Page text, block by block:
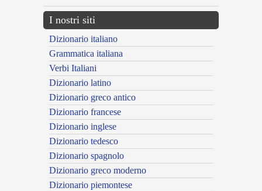
I nostri siti
Dizionario italiano
Grammatica italiana
Verbi Italiani
Dizionario latino
Dizionario greco antico
Dizionario francese
Dizionario inglese
Dizionario tedesco
Dizionario spagnolo
Dizionario greco moderno
Dizionario piemontese